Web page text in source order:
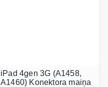
iPad 4gen 3G (A1458,
A1460) Konektora maiņa